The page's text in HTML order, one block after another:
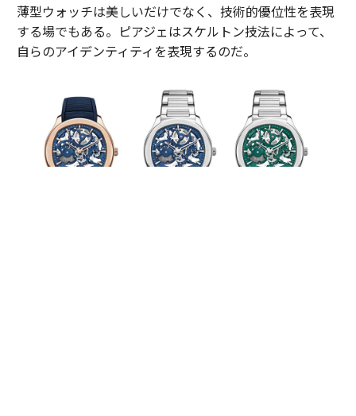
薄型ウォッチは美しいだけでなく、技術的優位性を表現
する場でもある。ピアジェはスケルトン技法によって、
自らのアイデンティティを表現するのだ。